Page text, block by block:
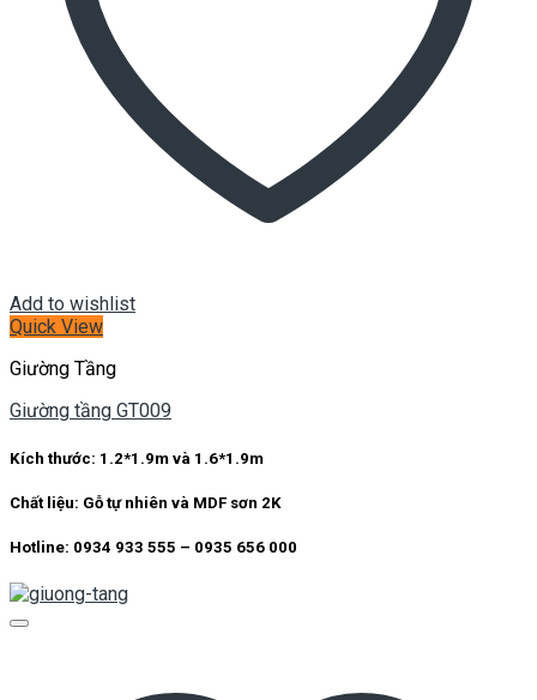
Add to wishlist
Quick View
Giường Tầng
Giường tầng GT009
Kích thước: 1.2*1.9m và 1.6*1.9m
Chất liệu: Gỗ tự nhiên và MDF sơn 2K
Hotline: 0934 933 555 – 0935 656 000